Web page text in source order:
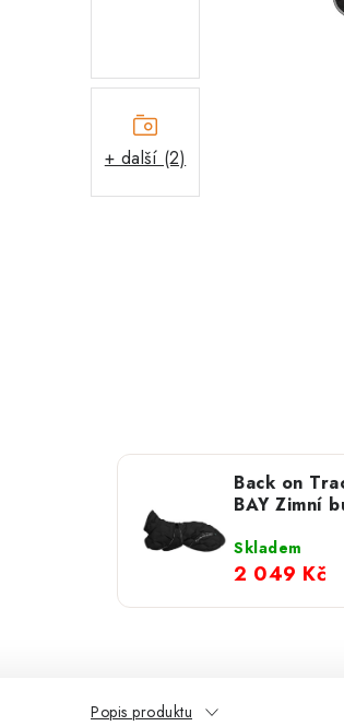
+ další (2)
Back on
BAY Zimní
Skladem
2 049 Kč
Popis produktu